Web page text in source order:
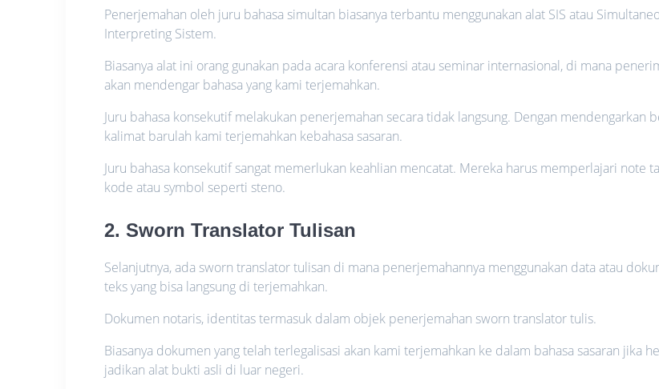
Penerjemahan oleh juru bahasa simultan biasanya terbantu menggunakan alat SIS atau
Interpreting Sistem.
Biasanya alat ini orang gunakan pada acara konferensi atau seminar internasional, di mana
akan mendengar bahasa yang kami terjemahkan.
Juru bahasa konsekutif melakukan penerjemahan secara tidak langsung. Dengan mendengarkan
kalimat barulah kami terjemahkan kebahasa sasaran.
Juru bahasa konsekutif sangat memerlukan keahlian mencatat. Mereka harus memperlajari note
kode atau symbol seperti steno.
2. Sworn Translator Tulisan
Selanjutnya, ada sworn translator tulisan di mana penerjemahannya menggunakan data atau
teks yang bisa langsung di terjemahkan.
Dokumen notaris, identitas termasuk dalam objek penerjemahan sworn translator tulis.
Biasanya dokumen yang telah terlegalisasi akan kami terjemahkan ke dalam bahasa sasaran jika
jadikan alat bukti asli di luar negeri.